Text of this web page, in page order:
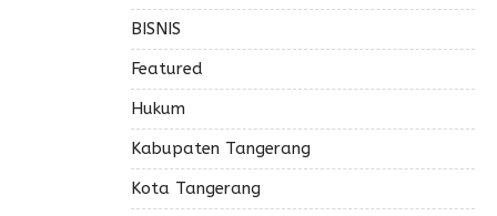
BISNIS
Featured
Hukum
Kabupaten Tangerang
Kota Tangerang